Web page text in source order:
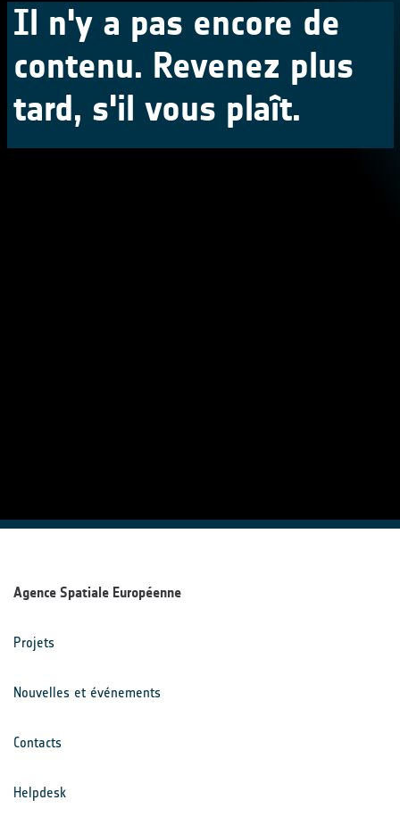
Il n'y a pas encore de
contenu. Revenez plus
tard, s'il vous plaît.
Agence Spatiale Européenne
Projets
Nouvelles et événements
Contacts
Helpdesk